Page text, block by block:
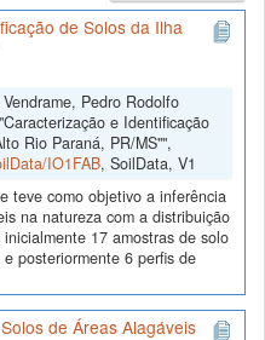
de Solos da Ilha
Pedro Rodolfo
e Identificação
Rio Paraná, PR/MS"",
IO1FAB, SoilData, V1
teve como objetivo a inferência
na natureza com a distribuição
17 amostras de solo
posteriormente 6 perfis de
de Áreas Alagáveis